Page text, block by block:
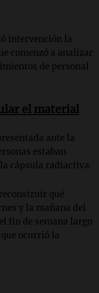
intervención la
comenzó a analizar
de personal
el material
ante la
estaban
cápsula radiactiva.
qué
y la mañana del
fin de semana largo
ocurrió la